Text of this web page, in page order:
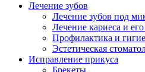
Лечение зубов
Лечение зубов под
Лечение кариеса и
Профилактика и
Эстетическая
Исправление прикуса
Брекеты